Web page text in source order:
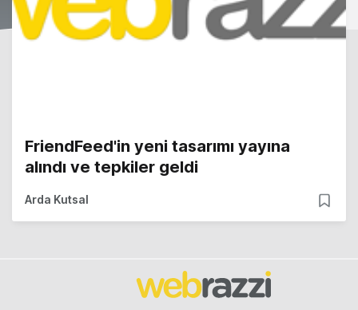
FriendFeed'in yeni tasarımı yayına
alındı ve tepkiler geldi
Arda Kutsal